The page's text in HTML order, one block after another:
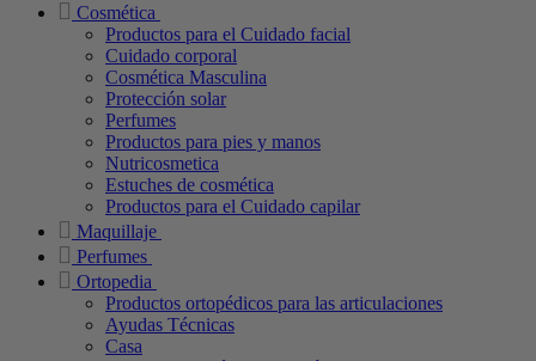
Cosmética
Productos para el Cuidado facial
Cuidado corporal
Cosmética Masculina
Protección solar
Perfumes
Productos para pies y manos
Nutricosmetica
Estuches de cosmética
Productos para el Cuidado capilar
Maquillaje
Perfumes
Ortopedia
Productos ortopédicos para las articulaciones
Ayudas Técnicas
Casa